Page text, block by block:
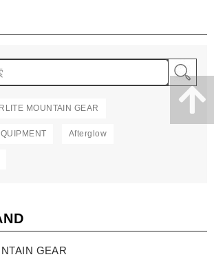
MOUNTAIN GEAR
Afterglow
GEAR